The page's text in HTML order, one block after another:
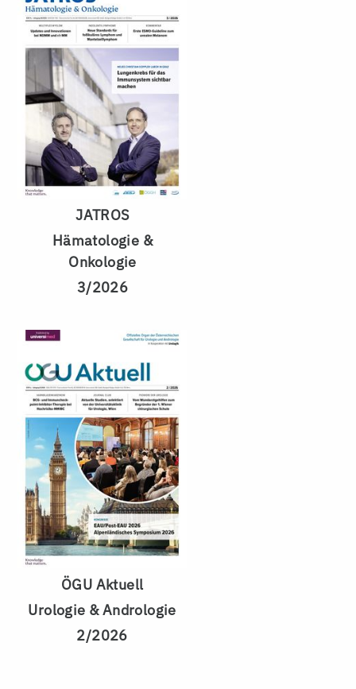
JATROS
Hämatologie &
Onkologie
3/2026
ÖGU Aktuell
Urologie & Andrologie
2/2026